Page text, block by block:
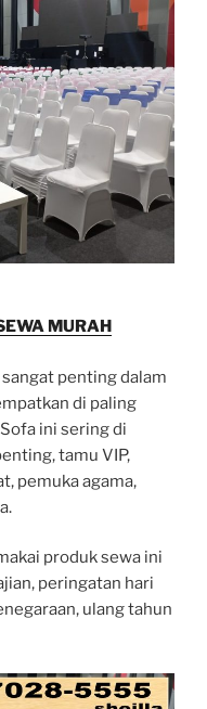
MURAH
penting dalam
di paling
ini sering di
tamu VIP,
pemuka agama,
produk sewa ini
peringatan hari
ulang tahun